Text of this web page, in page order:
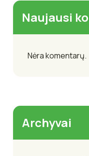
Naujausi
Nėra komentarų.
Archyvai